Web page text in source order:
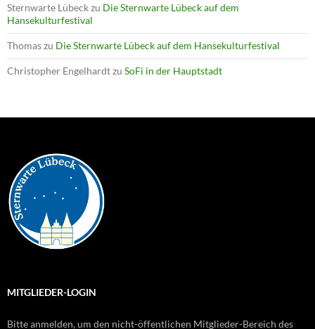
Sternwarte Lübeckzu Die Sternwarte Lübeck auf dem
Hansekulturfestival
Thomaszu Die Sternwarte Lübeck auf dem Hansekulturfestival
Christopher Engelhardtzu SoFi in der Hauptstadt
MITGLIEDER-LOGIN
Bitte anmelden, um den nicht-öffentlichen Mitglieder-Bereich des